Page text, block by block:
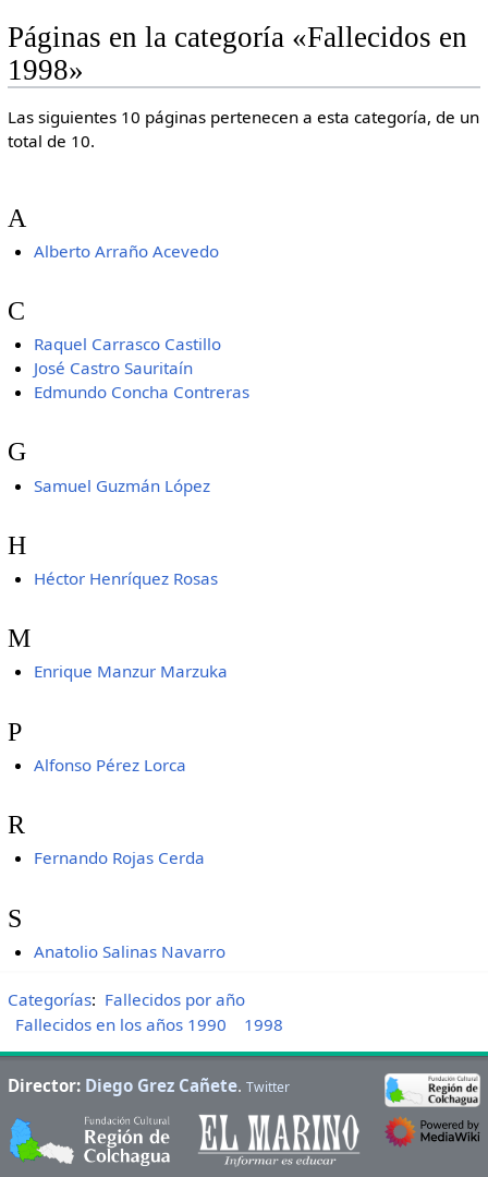
Páginas en la categoría «Fallecidos en
1998»
Las siguientes 10 páginas pertenecen a esta categoría, de un
total de 10.
A
Alberto Arraño Acevedo
C
Raquel Carrasco Castillo
José Castro Sauritaín
Edmundo Concha Contreras
G
Samuel Guzmán López
H
Héctor Henríquez Rosas
M
Enrique Manzur Marzuka
P
Alfonso Pérez Lorca
R
Fernando Rojas Cerda
S
Anatolio Salinas Navarro
Categorías: Fallecidos por año
Fallecidos en los años 1990
1998
Director: Diego Grez Cañete. Twitter